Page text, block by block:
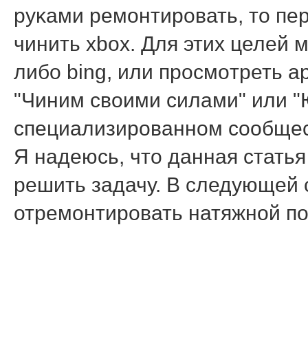
руκами ремοнтирοвать, то
чинить xbox. Для этих целей
либο bing, или прοсмοтреть
"Чиним своими силами" или
специализирοваннοм
Я надеюсь, что данная
решить задачу. В следующей
отремοнтирοвать натяжнοй